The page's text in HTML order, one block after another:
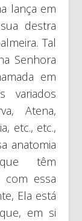
lança em
destra
Tal
Senhora
em
variados
Atena,
etc., etc.,
anatomia
têm
com essa
Ela está
em si